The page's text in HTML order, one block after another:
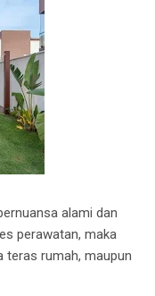
alami dan
perawatan, maka
teras rumah, maupun